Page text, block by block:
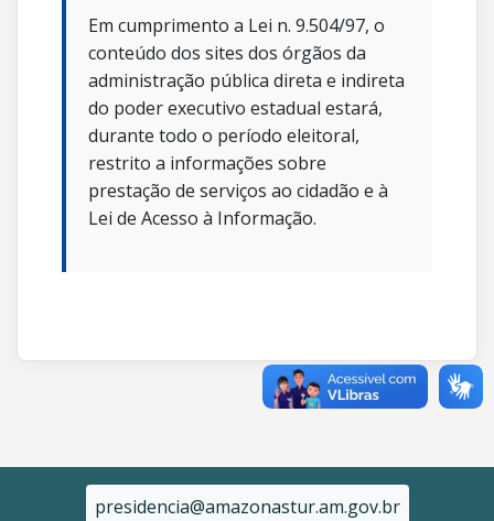
Em cumprimento a Lei n. 9.504/97, o
conteúdo dos sites dos órgãos da
administração pública direta e indireta
do poder executivo estadual estará,
durante todo o período eleitoral,
restrito a informações sobre
prestação de serviços ao cidadão e à
Lei de Acesso à Informação.
presidencia@amazonastur.am.gov.br